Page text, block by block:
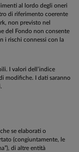
al lordo degli oneri
di riferimento coerente
non previsto nel
del Fondo non consente
i rischi connessi con la
I valori dell’indice
modifiche. I dati saranno
se elaborati o
(congiuntamente, le
di altre entità